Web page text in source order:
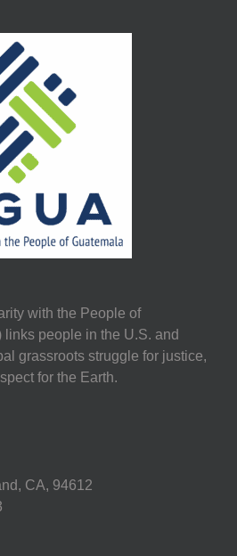
with the People of
links people in the U.S. and
grassroots struggle for justice,
for the Earth.
CA, 94612